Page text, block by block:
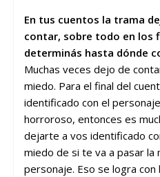
En tus cuentos la trama
contar, sobre todo en los
determinás hasta dónde
Muchas veces dejo de
miedo. Para el final del
identificado con el
horroroso, entonces es
dejarte a vos identificado
miedo de si te va a pasar la
personaje. Eso se logra